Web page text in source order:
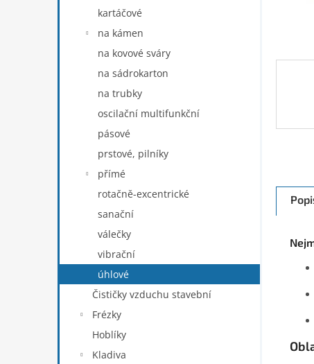
kartáčové
na kámen
na kovové sváry
na sádrokarton
na trubky
oscilační multifunkční
pásové
prstové, pilníky
přímé
rotačně-excentrické
sanační
válečky
vibrační
úhlové
Čističky vzduchu stavební
Frézky
Hoblíky
Kladiva